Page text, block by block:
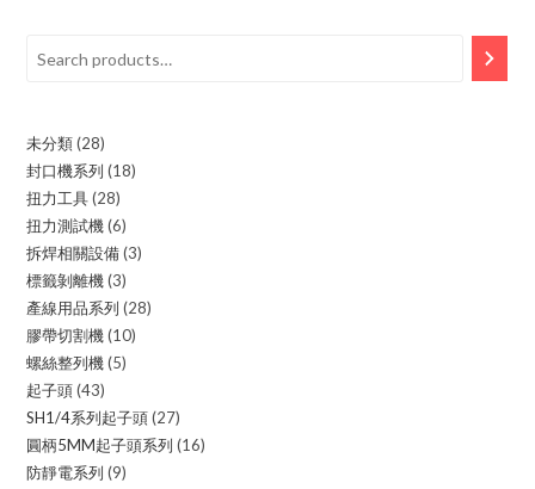
未分類 2828
products
封口機系列 1818
扭力工具 2828
products
扭力測試機 66
products
拆焊相關設備 33
標籤剝離機 33
products
產線用品系列 2828
膠帶切割機 1010
螺絲整列機 55
起子頭 4343
products
SH1/4系列起子頭 2727
products
圓柄5MM起子頭系列 1616
防靜電系列 99